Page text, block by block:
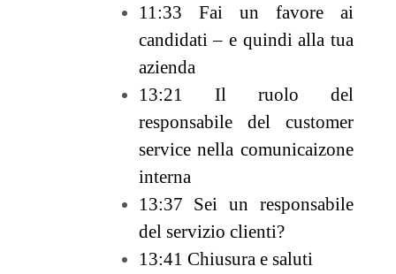
11:33 Fai un favore ai
candidati – e quindi alla tua
azienda
13:21 Il ruolo del
responsabile del customer
service nella comunicaizone
interna
13:37 Sei un responsabile
del servizio clienti?
13:41 Chiusura e saluti